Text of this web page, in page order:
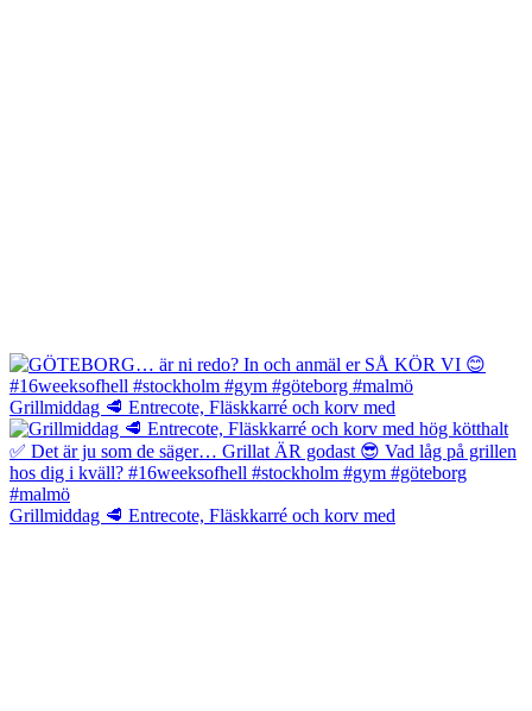
Grillmiddag 🥩 Entrecote, Fläskkarré och korv med
Grillmiddag 🥩 Entrecote, Fläskkarré och korv med